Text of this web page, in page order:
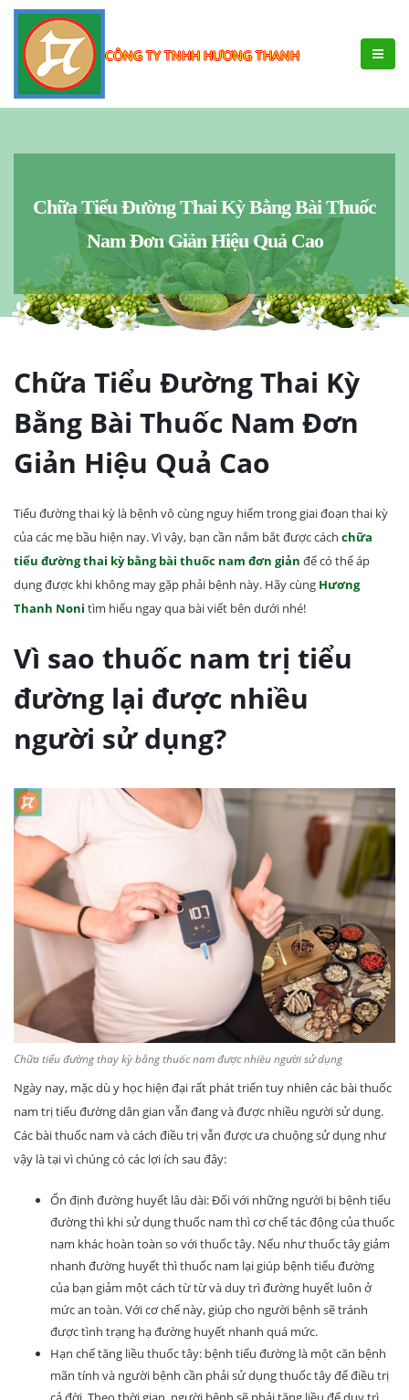
CÔNG TY TNHH HƯƠNG THANH
Chữa Tiểu Đường Thai Kỳ Bằng Bài Thuốc
Nam Đơn Giản Hiệu Quả Cao
Chữa Tiểu Đường Thai Kỳ
Bằng Bài Thuốc Nam Đơn
Giản Hiệu Quả Cao
Tiểu đường thai kỳ là bệnh vô cùng nguy hiểm trong giai đoạn thai kỳ
của các mẹ bầu hiện nay. Vì vậy, bạn cần nắm bắt được cách chữa
tiểu đường thai kỳ bằng bài thuốc nam đơn giản để có thể áp
dụng được khi không may gặp phải bệnh này. Hãy cùng Hương
Thanh Noni tìm hiểu ngay qua bài viết bên dưới nhé!
Vì sao thuốc nam trị tiểu
đường lại được nhiều
người sử dụng?
Chữa tiểu đường thay kỳ bằng thuốc nam được nhiều người sử dụng
Ngày nay, mặc dù y học hiện đại rất phát triển tuy nhiên các bài thuốc
nam trị tiểu đường dân gian vẫn đang và được nhiều người sử dụng.
Các bài thuốc nam và cách điều trị vẫn được ưa chuộng sử dụng như
vậy là tại vì chúng có các lợi ích sau đây:
Ổn định đường huyết lâu dài: Đối với những người bị bệnh tiểu
đường thì khi sử dụng thuốc nam thì cơ chế tác động của thuốc
nam khác hoàn toàn so với thuốc tây. Nếu như thuốc tây giảm
nhanh đường huyết thì thuốc nam lại giúp bệnh tiểu đường
của bạn giảm một cách từ từ và duy trì đường huyết luôn ở
mức an toàn. Với cơ chế này, giúp cho người bệnh sẽ tránh
được tình trạng hạ đường huyết nhanh quá mức.
Hạn chế tăng liều thuốc tây: bệnh tiểu đường là một căn bệnh
mãn tính và người bệnh cần phải sử dụng thuốc tây để điều trị